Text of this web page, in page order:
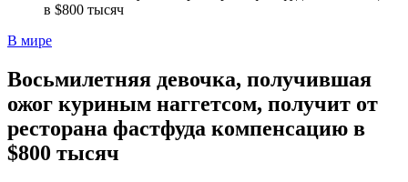
в $800 тысяч
В мире
Восьмилетняя девочка, получившая
ожог куриным наггетсом, получит от
ресторана фастфуда компенсацию в
$800 тысяч